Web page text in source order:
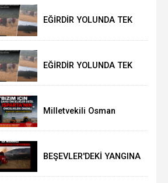
EĞİRDİR YOLUNDA TEK
EĞİRDİR YOLUNDA TEK
Milletvekili Osman
öncelikler değil
önemli
BEŞEVLER'DEKİ YANGINA
BELEDİYESİ